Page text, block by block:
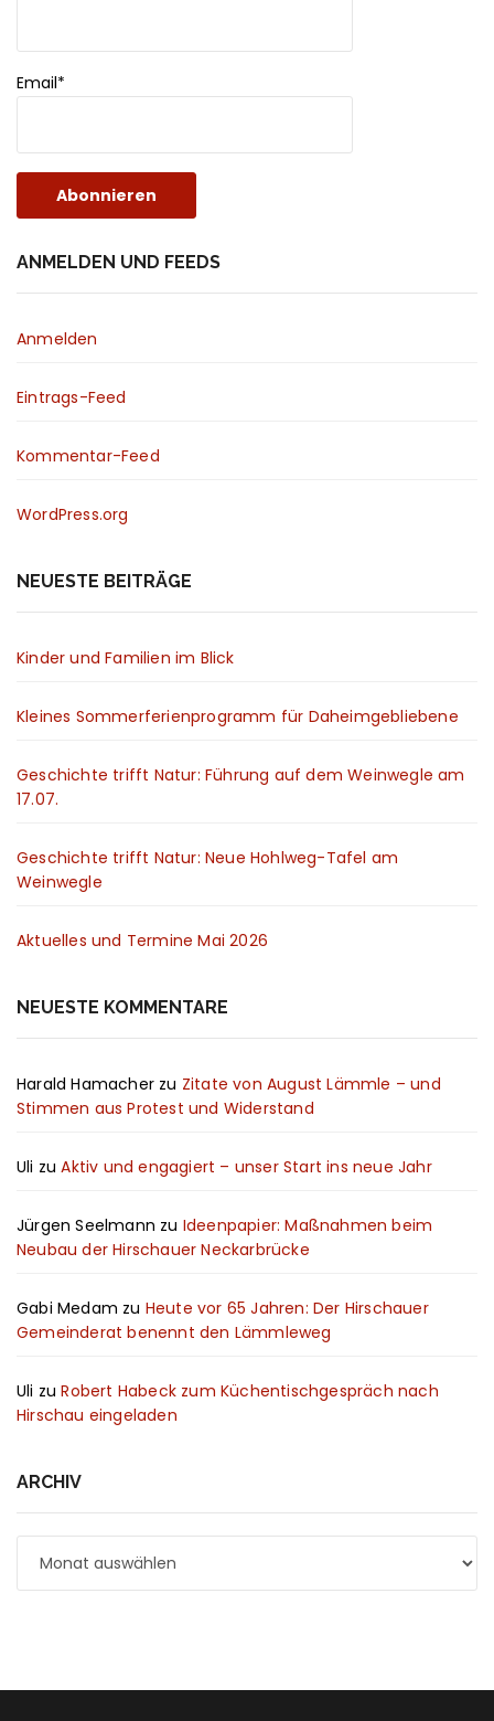
Email*
ANMELDEN UND FEEDS
Anmelden
Eintrags-Feed
Kommentar-Feed
WordPress.org
NEUESTE BEITRÄGE
Kinder und Familien im Blick
Kleines Sommerferienprogramm für Daheimgebliebene
Geschichte trifft Natur: Führung auf dem Weinwegle am
17.07.
Geschichte trifft Natur: Neue Hohlweg-Tafel am
Weinwegle
Aktuelles und Termine Mai 2026
NEUESTE KOMMENTARE
Harald Hamacher zu Zitate von August Lämmle – und
Stimmen aus Protest und Widerstand
Uli zuAktiv und engagiert – unser Start ins neue Jahr
Jürgen Seelmann zu Ideenpapier: Maßnahmen beim
Neubau der Hirschauer Neckarbrücke
Gabi Medam zu Heute vor 65 Jahren: Der Hirschauer
Gemeinderat benennt den Lämmleweg
Uli zuRobert Habeck zum Küchentischgespräch nach
Hirschau eingeladen
ARCHIV